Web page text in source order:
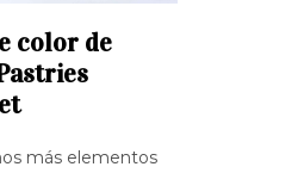
color de
más elementos